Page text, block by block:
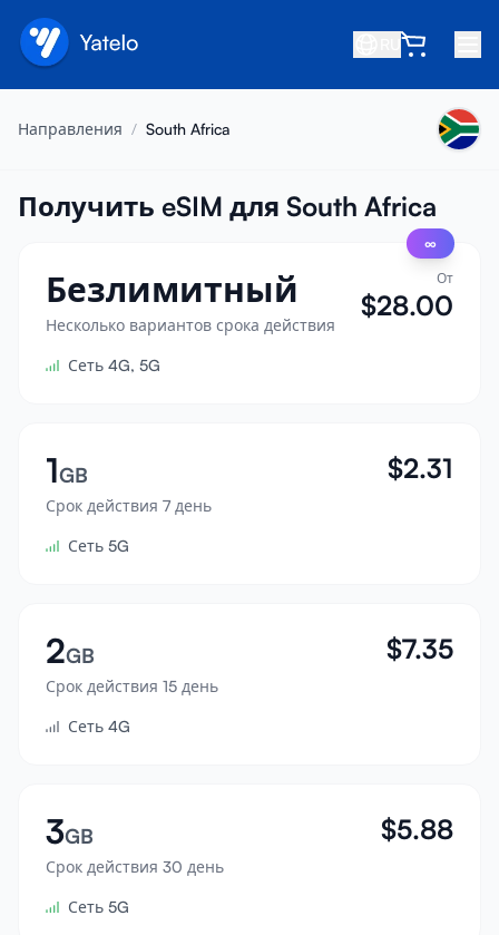
О нас
Пригласить друга
Стать партнёром
Центр помощи
Совместимость устройств
Войти
Направления / South Africa
Получить eSIM для South Africa
∞
Безлимитный
Несколько вариантов срока действия
От
$28.00
Сеть 4G, 5G
1GB
Срок действия 7 день
$2.31
Сеть 5G
2GB
Срок действия 15 день
$7.35
Сеть 4G
3GB
Срок действия 30 день
$5.88
Сеть 5G